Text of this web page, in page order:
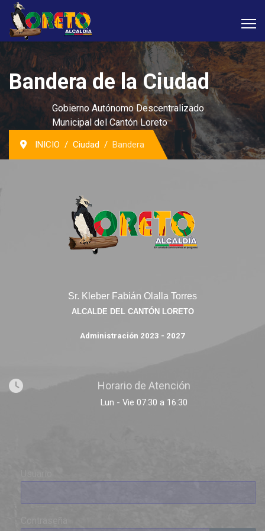
Bandera de la Ciudad
Gobierno Autónomo Descentralizado
Municipal del Cantón Loreto
INICIO Ciudad Bandera
Sr. Kleber Fabián Olalla Torres
ALCALDE DEL CANTÓN LORETO
Administración 2023 - 2027
Horario de Atención
Lun - Vie 07:30 a 16:30